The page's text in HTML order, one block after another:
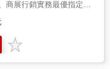
中的商品和推廣促銷，是
物時的心理？答案很出
」，很多時候都沒有注意
顧客是想著要購買的品
「眼
promise.&rdquo; 到